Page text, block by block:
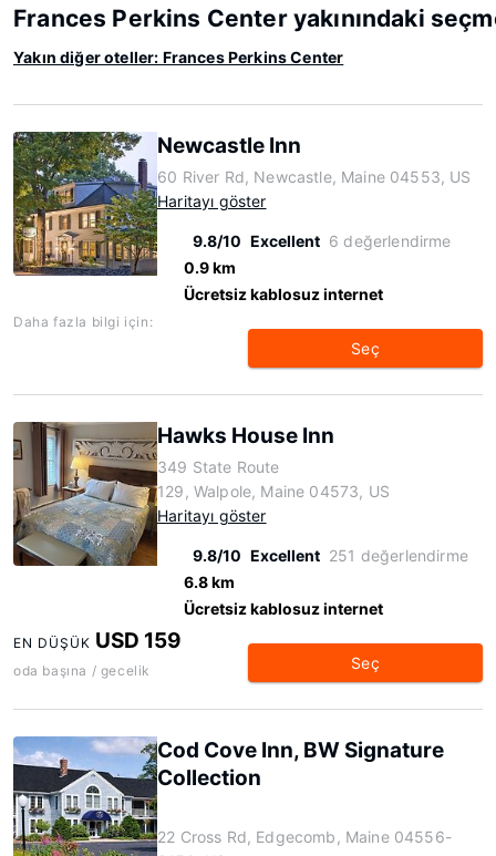
Frances Perkins Center yakınındaki
Yakın diğer oteller: Frances Perkins Center
Newcastle Inn
60 River Rd, Newcastle, Maine 04553, US
Haritayı göster
9.8/10 Excellent 6 değerlendirme
0.9 km
Ücretsiz kablosuz internet
Daha fazla bilgi için:
Seç
Hawks House Inn
349 State Route
129, Walpole, Maine 04573, US
Haritayı göster
9.8/10 Excellent 251 değerlendirme
6.8 km
Ücretsiz kablosuz internet
EN DÜŞÜK USD 159
oda başına / gecelik Seç
Cod Cove Inn, BW Signature
Collection
22 Cross Rd, Edgecomb, Maine 04556-